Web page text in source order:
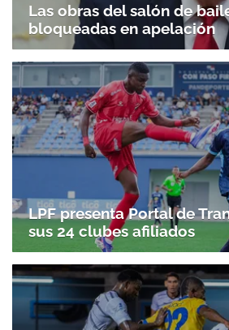
Las obras del salón de
bloqueadas en apelación
LPF presenta Portal de
sus 24 clubes afiliados